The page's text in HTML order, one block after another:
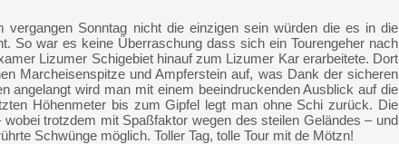
Sonntag nicht die einzigen sein würden die es in die
So war es keine Überraschung dass sich ein Tourengeher nach
Lizumer Schigebiet hinauf zum Lizumer Kar erarbeitete. Dort
Marcheisenspitze und Ampferstein auf, was Dank der sicheren
angelangt wird man mit einem beeindruckenden Ausblick auf die
Höhenmeter bis zum Gipfel legt man ohne Schi zurück. Die
trotzdem mit Spaßfaktor wegen des steilen Geländes – und
Schwünge möglich. Toller Tag, tolle Tour mit de Mötzn!